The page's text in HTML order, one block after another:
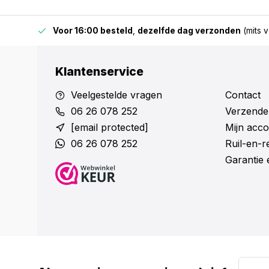
Voor 16:00 besteld dezelfde dag verzonden (mits
Klantenservice
Veelgestelde vragen
06 26 078 252
[email protected]
06 26 078 252
Contact
Mijn
Ruil-en-
Garantie